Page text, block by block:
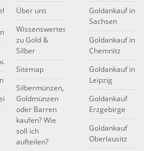
Über uns
Wissenswertes
zu Gold &
Silber
Sitemap
Silbermünzen,
Goldmünzen
oder Barren
kaufen? Wie
soll ich
aufteilen?
Goldankauf in
Sachsen
Goldankauf in
Chemnitz
Goldankauf in
Leipzig
Goldankauf
Erzgebirge
Goldankauf
Oberlausitz